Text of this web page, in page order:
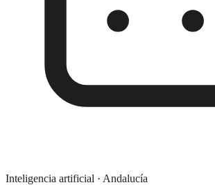
Inteligencia artificial · Andalucía